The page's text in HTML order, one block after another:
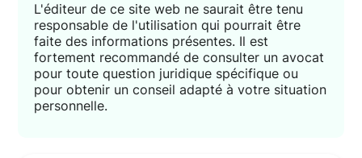
L'éditeur de ce site web ne saurait être tenu
responsable de l'utilisation qui pourrait être
faite des informations présentes. Il est
fortement recommandé de consulter un avocat
pour toute question juridique spécifique ou
pour obtenir un conseil adapté à votre situation
personnelle.